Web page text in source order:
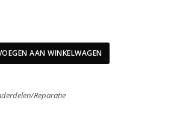
AAN WINKELWAGEN
Reparatie